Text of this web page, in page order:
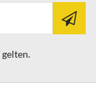
gelten.